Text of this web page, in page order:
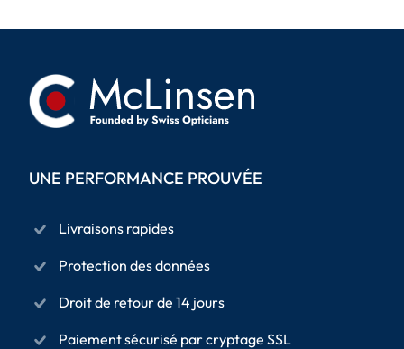
UNE PERFORMANCE PROUVÉE
Livraisons rapides
Protection des données
Droit de retour de 14 jours
Paiement sécurisé par cryptage SSL